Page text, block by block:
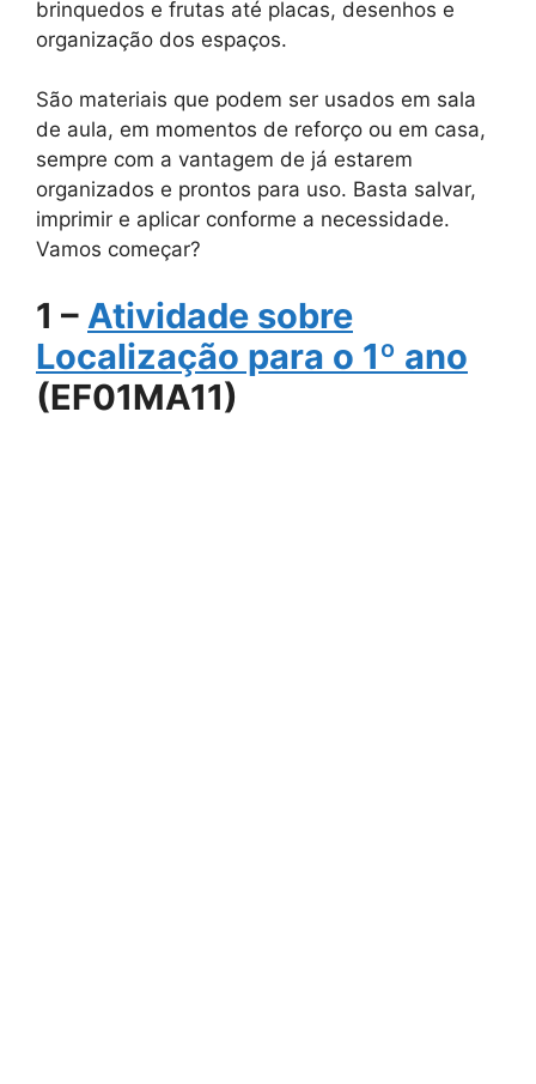
brinquedos e frutas até placas, desenhos e
organização dos espaços.
São materiais que podem ser usados em sala
de aula, em momentos de reforço ou em casa,
sempre com a vantagem de já estarem
organizados e prontos para uso. Basta salvar,
imprimir e aplicar conforme a necessidade.
Vamos começar?
1 – Atividade sobre
Localização para o 1º ano
(EF01MA11)